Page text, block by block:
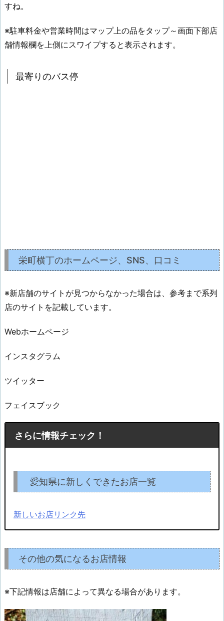
すね。
※駐車料金や営業時間はマップ上の品をタップ～画面下部店
舗情報欄を上側にスワイプすると表示されます。
最寄りのバス停
栄町横丁のホームページ、SNS、口コミ
※新店舗のサイトが見つからなかった場合は、参考まで系列
店のサイトを記載しています。
Webホームページ
インスタグラム
ツイッター
フェイスブック
さらに情報チェック！
愛知県に新しくできたお店一覧
新しいお店リンク先
その他の気になるお店情報
※下記情報は店舗によって異なる場合があります。